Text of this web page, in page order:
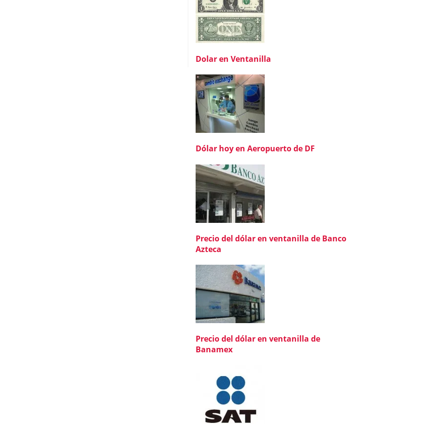
Dolar en Ventanilla
Dólar hoy en Aeropuerto de DF
Precio del dólar en ventanilla de Banco
Azteca
Precio del dólar en ventanilla de
Banamex